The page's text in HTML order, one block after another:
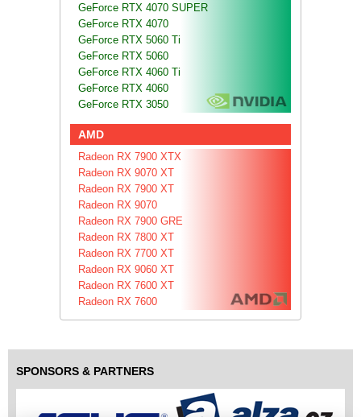
GeForce RTX 4070 SUPER
GeForce RTX 4070
GeForce RTX 5060 Ti
GeForce RTX 5060
GeForce RTX 4060 Ti
GeForce RTX 4060
GeForce RTX 3050
AMD
Radeon RX 7900 XTX
Radeon RX 9070 XT
Radeon RX 7900 XT
Radeon RX 9070
Radeon RX 7900 GRE
Radeon RX 7800 XT
Radeon RX 7700 XT
Radeon RX 9060 XT
Radeon RX 7600 XT
Radeon RX 7600
SPONSORS & PARTNERS